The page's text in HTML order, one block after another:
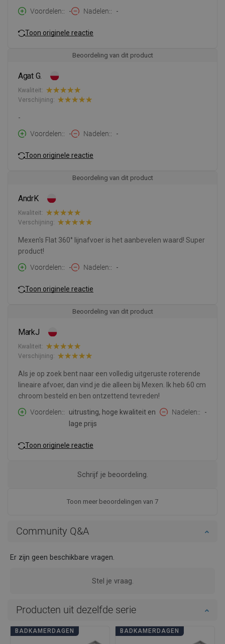
Voordelen:
- Nadelen: -
Toon originele reactie
Beoordeling van dit product
Agat G.
Kwaliteit:
Verschijning:
-
Voordelen:
- Nadelen: -
Toon originele reactie
Beoordeling van dit product
AndrK
Kwaliteit:
Verschijning:
Mexen's Flat 360° lijnafvoer is het aanbevelen waard! Super
product!
Voordelen:
- Nadelen: -
Toon originele reactie
Beoordeling van dit product
MarkJ
Kwaliteit:
Verschijning:
Als je op zoek bent naar een volledig uitgeruste roterende
lineaire afvoer, dan vind je die alleen bij Mexen. Ik heb 60 cm
chroom besteld en ben ontzettend tevreden!
Voordelen:
uitrusting, hoge kwaliteit en
lage prijs
Nadelen: -
Toon originele reactie
Toon meer beoordelingen van 7
Schrijf je beoordeling.
Community Q&A
Er zijn geen beschikbare vragen.
Stel je vraag.
Producten uit dezelfde serie
BADKAMERDAGEN BADKAMERDAGEN